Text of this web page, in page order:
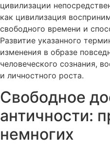
цивилизации
как цивилизация
свободного времени и
Развитие указанного
изменения в образе
человеческого сознания,
и личностного роста.
Свободное
античности:
немногих